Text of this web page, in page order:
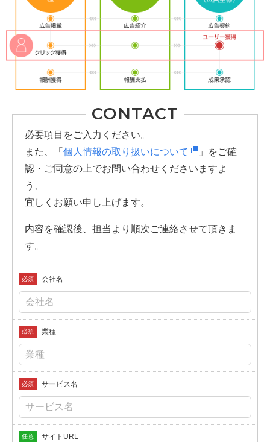
CONTACT
必要項目をご入力ください。
また、「 個人情報の取り扱いについて
」をご確
認・ご同意の上でお問い合わせくださいますよ
う、
宜しくお願い申し上げます。
内容を確認後、担当より順次ご連絡させて頂きま
す。
必須 会社名
必須 業種
必須 サービス名
任意 サイトURL